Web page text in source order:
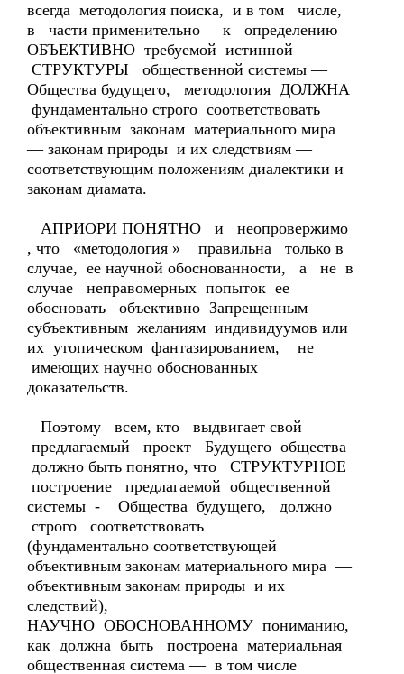
всегда методология поиска, и в том числе,
в части применительно к определению
ОБЪЕКТИВНО требуемой истинной
СТРУКТУРЫ общественной системы —
Общества будущего, методология ДОЛЖНА
фундаментально строго соответствовать
объективным законам материального мира
— законам природы и их следствиям —
соответствующим положениям диалектики и
законам диамата.
АПРИОРИ ПОНЯТНО и неопровержимо
, что «методология » правильна только в
случае, ее научной обоснованности, а не в
случае неправомерных попыток ее
обосновать объективно Запрещенным
субъективным желаниям индивидуумов или
их утопическом фантазированием, не
имеющих научно обоснованных
доказательств.
Поэтому всем, кто выдвигает свой
предлагаемый проект Будущего общества
должно быть понятно, что СТРУКТУРНОЕ
построение предлагаемой общественной
системы - Общества будущего, должно
строго соответствовать
(фундаментально соответствующей
объективным законам материального мира —
объективным законам природы и их
следствий),
НАУЧНО ОБОСНОВАННОМУ пониманию,
как должна быть построена материальная
общественная система — в том числе